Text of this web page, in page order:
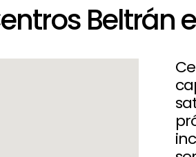
Beltrán